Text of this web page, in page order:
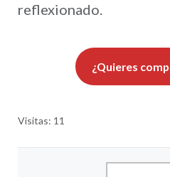
reflexionado.
¿Quieres
Visitas: 11